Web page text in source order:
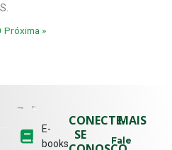
Próxima »
E-
books
CONECTE-
SE
MAIS
Fale